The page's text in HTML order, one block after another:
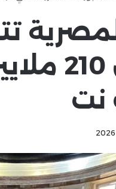
برأس مال
نت